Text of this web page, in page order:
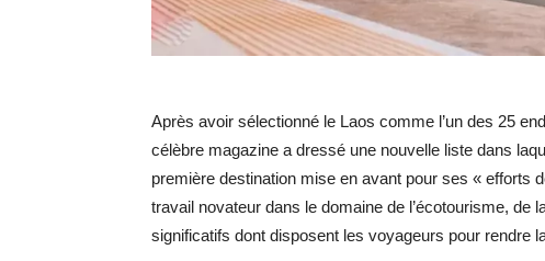
Après avoir sélectionné le Laos comme l’un des 25
célèbre magazine a dressé une nouvelle liste dans
première destination mise en avant pour ses « efforts
travail novateur dans le domaine de l’écotourisme,
significatifs dont disposent les voyageurs pour rendre